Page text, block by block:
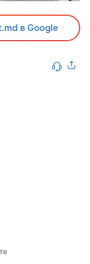
в Google